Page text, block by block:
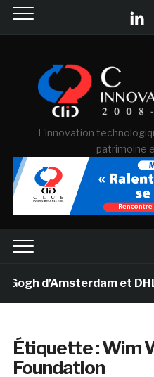
L'innovation
patrimoine
d’Amsterdam et DHL
Étiquette :Wim
Foundation